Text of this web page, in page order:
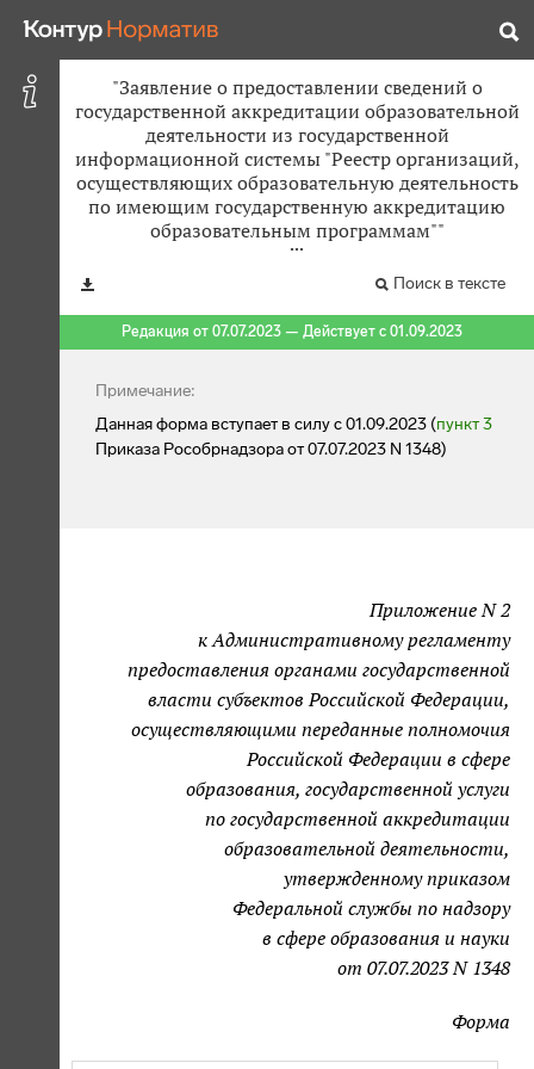
"Заявление о предоставлении сведений о
государственной аккредитации образовательной
деятельности из государственной
информационной системы "Реестр организаций,
осуществляющих образовательную деятельность
по имеющим государственную аккредитацию
образовательным программам""
Поиск в тексте
Редакция от 07.07.2023 — Действует с 01.09.2023
Примечание:
Данная форма вступает в силу с 01.09.2023 (пункт 3
Приказа Рособрнадзора от 07.07.2023 N 1348)
Приложение N 2
к Административному регламенту
предоставления органами государственной
власти субъектов Российской Федерации,
осуществляющими переданные полномочия
Российской Федерации в сфере
образования, государственной услуги
по государственной аккредитации
образовательной деятельности,
утвержденному приказом
Федеральной службы по надзору
в сфере образования и науки
от 07.07.2023 N 1348
Форма